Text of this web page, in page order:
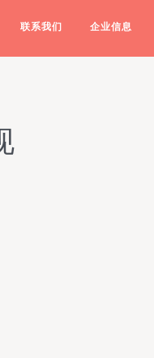
联系我们 企业信息